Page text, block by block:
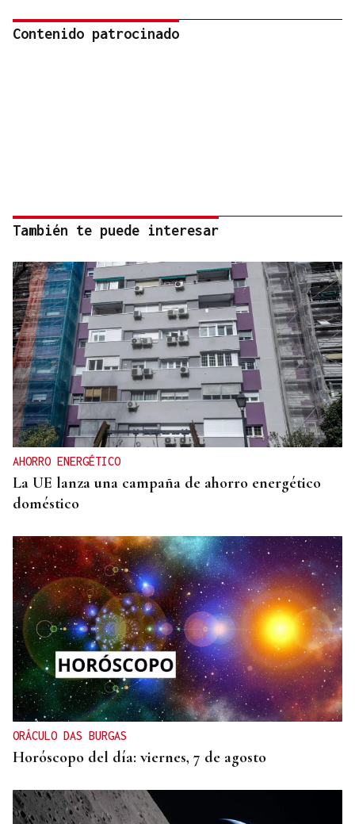
Contenido patrocinado
También te puede interesar
AHORRO ENERGÉTICO
La UE lanza una campaña de ahorro energético
doméstico
ORÁCULO DAS BURGAS
Horóscopo del día: viernes, 7 de agosto